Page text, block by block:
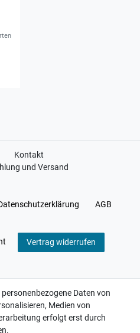
Kontakt
und Versand
AGB
Vertrag widerrufen
Daten von
Medien von
erfolgt erst durch